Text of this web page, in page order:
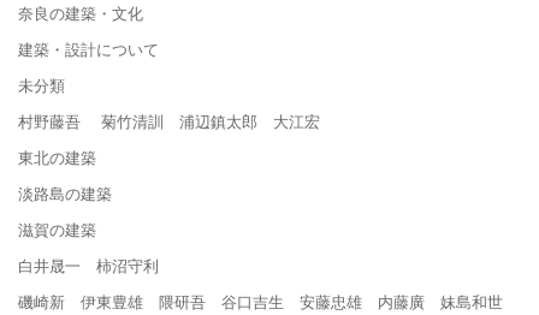
奈良の建築・文化
建築・設計について
未分類
村野藤吾 菊竹清訓 浦辺鎮太郎 大江宏
東北の建築
淡路島の建築
滋賀の建築
白井晟一 柿沼守利
磯崎新 伊東豊雄 隈研吾 谷口吉生 安藤忠雄 内藤廣 妹島和世